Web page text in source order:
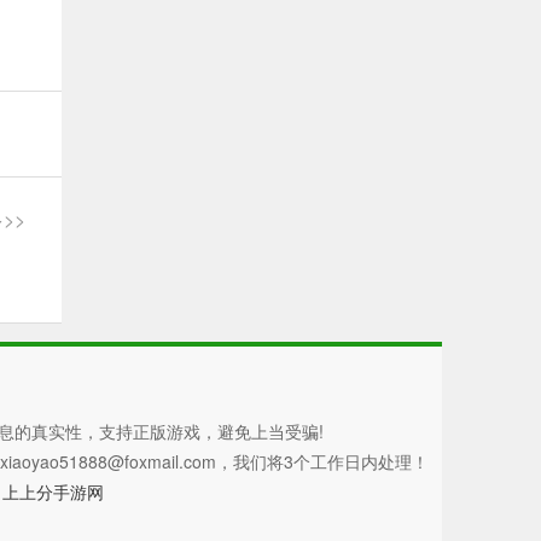
的真实性，支持正版游戏，避免上当受骗!
，我们将3个工作日内处理！
上上分手游网